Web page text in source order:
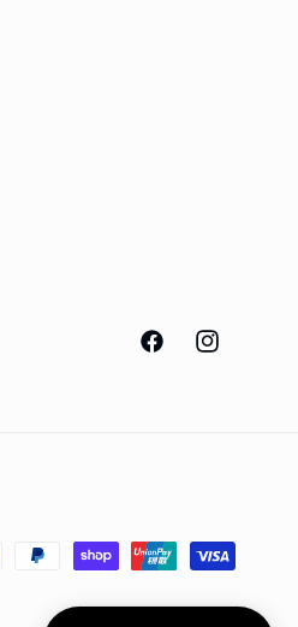
FacebookInstagram